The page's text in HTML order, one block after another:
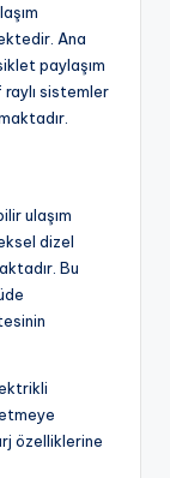
Ana
paylaşım
raylı sistemler
ulaşım
dizel
Bu
özelliklerine